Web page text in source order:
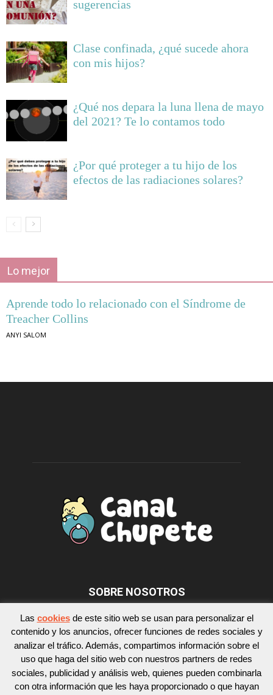
sugerencias
Clase confinada, ¿qué sucede ahora
con mis hijos?
¿Qué nos depara la luna llena de mayo
del 2021? Te lo contamos todo
¿Por qué proteger a tu hijo de los
efectos de las radiaciones solares?
Lo mejor
Aprende todo lo relacionado con el Síndrome de
Treacher Collins
ANYI SALOM
SOBRE NOSOTROS
SÍGUENOS
Las cookiesde este sitio web se usan para personalizar el
contenido y los anuncios, ofrecer funciones de redes sociales y
analizar el tráfico. Además, compartimos información sobre el
uso que haga del sitio web con nuestros partners de redes
sociales, publicidad y análisis web, quienes pueden combinarla
con otra información que les haya proporcionado o que hayan